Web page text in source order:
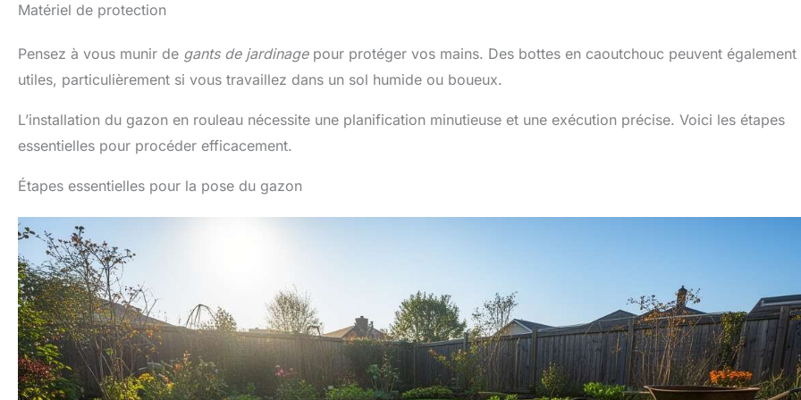
Matériel de protection
Pensez à vous munir de gants de jardinagepour protéger vos mains. Des bottes en caoutchouc peuvent également
utiles, particulièrement si vous travaillez dans un sol humide ou boueux.
L’installation du gazon en rouleau nécessite une planification minutieuse et une exécution précise. Voici les étapes
essentielles pour procéder efficacement.
Étapes essentielles pour la pose du gazon